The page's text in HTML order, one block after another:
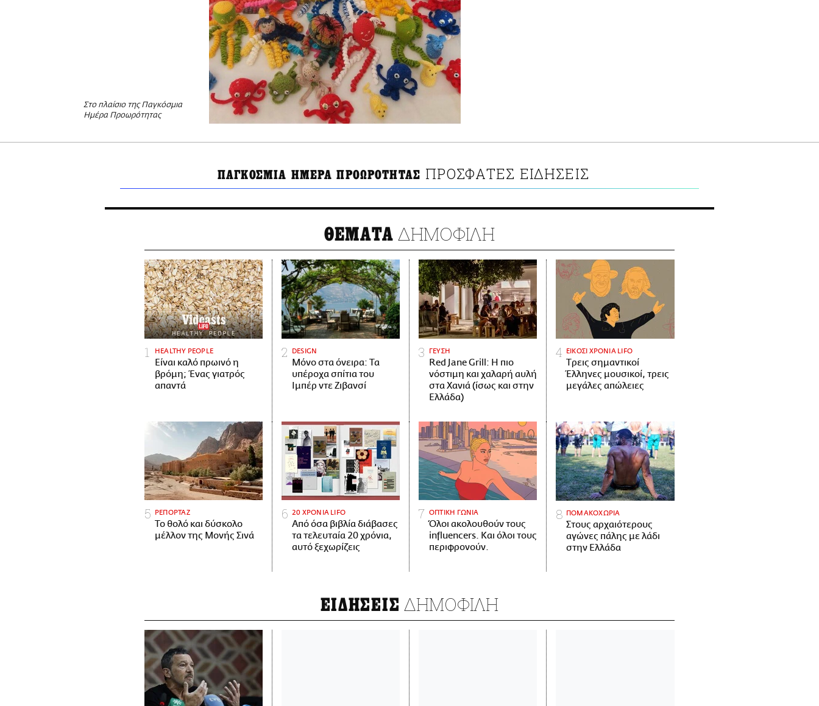
Στο πλαίσιο της Παγκόσμια
Ημέρα Προωρότητας
ΠΑΓΚΟΣΜΙΑ ΗΜΕΡΑ ΠΡΟΩΡΟΤΗΤΑΣ ΠΡΟΣΦΑΤΕΣ ΕΙΔΗΣΕΙΣ
ΘΕΜΑΤΑ ΔΗΜΟΦΙΛΗ
HEALTHY PEOPLE
Είναι καλό πρωινό η
βρόμη; Ένας γιατρός
απαντά
DESIGN
Μόνο στα όνειρα: Τα
υπέροχα σπίτια του
Ιμπέρ ντε Ζιβανσί
ΓΕΥΣΗ
Red Jane Grill: Η πιο
νόστιμη και χαλαρή αυλή
στα Χανιά (ίσως και στην
Ελλάδα)
ΕΙΚΟΣΙ ΧΡΟΝΙΑ LIFO
Tρεις σημαντικοί
Έλληνες μουσικοί, τρεις
μεγάλες απώλειες
ΡΕΠΟΡΤΑΖ
Το θολό και δύσκολο
μέλλον της Μονής Σινά
20 ΧΡΟΝΙΑ LIFO
Από όσα βιβλία διάβασες
τα τελευταία 20 χρόνια,
αυτό ξεχωρίζεις
ΟΠΤΙΚΗ ΓΩΝΙΑ
Όλοι ακολουθούν τους
influencers. Και όλοι τους
περιφρονούν.
ΠΟΜΑΚΟΧΩΡΙΑ
Στους αρχαιότερους
αγώνες πάλης με λάδι
στην Ελλάδα
ΕΙΔΗΣΕΙΣ ΔΗΜΟΦΙΛΗ